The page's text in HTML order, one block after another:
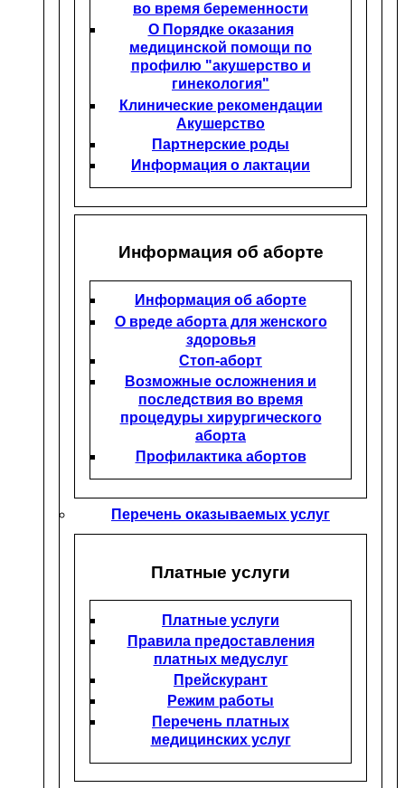
во время беременности
О Порядке оказания
медицинской помощи по
профилю "акушерство и
гинекология"
Клинические рекомендации
Акушерство
Партнерские роды
Информация о лактации
Информация об аборте
Информация об аборте
О вреде аборта для женского
здоровья
Стоп-аборт
Возможные осложнения и
последствия во время
процедуры хирургического
аборта
Профилактика абортов
Перечень оказываемых услуг
Платные услуги
Платные услуги
Правила предоставления
платных медуслуг
Прейскурант
Режим работы
Перечень платных
медицинских услуг